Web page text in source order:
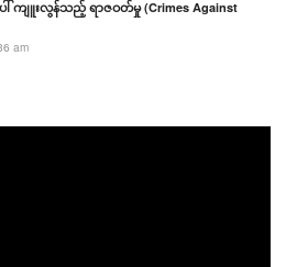
ကျူးလွန်သည့် ရာဇဝတ်မှု (Crimes Against
am